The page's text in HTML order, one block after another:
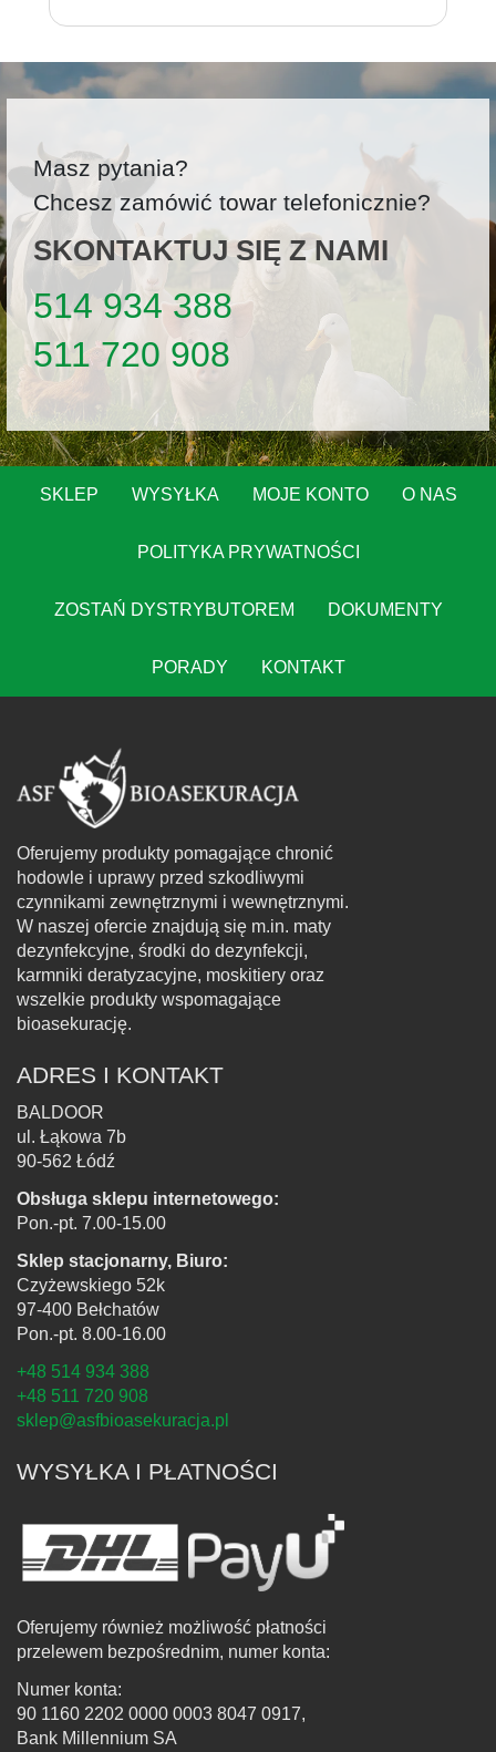
Masz pytania?
Chcesz zamówić towar telefonicznie?
SKONTAKTUJ SIĘ Z NAMI
514 934 388
511 720 908
SKLEP WYSYŁKA MOJE KONTO O NAS
POLITYKA PRYWATNOŚCI
ZOSTAŃ DYSTRYBUTOREM DOKUMENTY
PORADY KONTAKT
Oferujemy produkty pomagające chronić
hodowle i uprawy przed szkodliwymi
czynnikami zewnętrznymi i wewnętrznymi.
W naszej ofercie znajdują się m.in. maty
dezynfekcyjne, środki do dezynfekcji,
karmniki deratyzacyjne, moskitiery oraz
wszelkie produkty wspomagające
bioasekurację.
ADRES I KONTAKT
BALDOOR
ul. Łąkowa 7b
90-562 Łódź
Obsługa sklepu internetowego:
Pon.-pt. 7.00-15.00
Sklep stacjonarny, Biuro:
Czyżewskiego 52k
97-400 Bełchatów
Pon.-pt. 8.00-16.00
+48 514 934 388
+48 511 720 908
sklep@asfbioasekuracja.pl
WYSYŁKA I PŁATNOŚCI
Oferujemy również możliwość płatności
przelewem bezpośrednim, numer konta:
Numer konta:
90 1160 2202 0000 0003 8047 0917,
Bank Millennium SA